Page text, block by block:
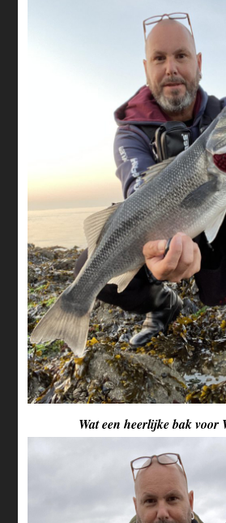
Wat een heerlijke bak voor